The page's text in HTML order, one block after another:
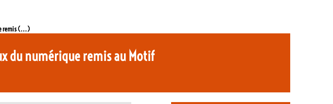
remis (…)
du numérique remis au Motif